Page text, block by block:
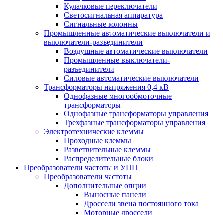
Кулачковые переключатели
Светосигнальная аппаратура
Сигнальные колонны
Промышленные автоматические выключатели и
выключатели-разъединители
Воздушные автоматические выключатели
Промышленные выключатели-
разъединители
Силовые автоматические выключатели
Трансформаторы напряжения 0,4 кВ
Однофазные многообмоточные
трансформаторы
Однофазные трансформаторы управления
Трехфазные трансформаторы управления
Электротехнические клеммы
Проходные клеммы
Разветвительные клеммы
Распределительные блоки
Преобразователи частоты и УПП
Преобразователи частоты
Дополнительные опции
Выносные панели
Дроссели звена постоянного тока
Моторные дроссели